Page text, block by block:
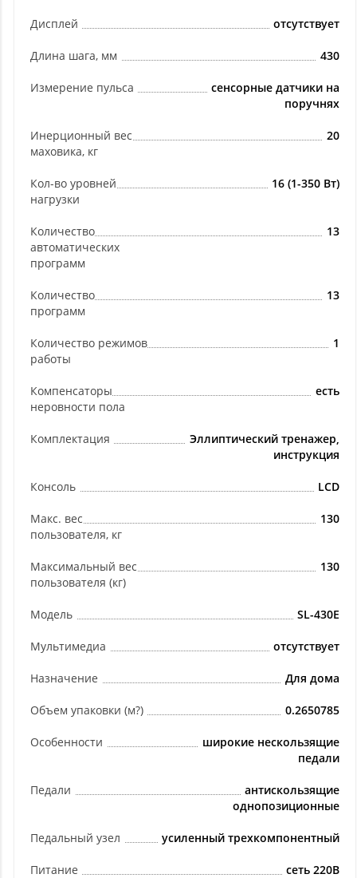
Дисплей отсутствует
Длина шага, мм 430
Измерение пульса
сенсорные датчики на
поручнях
Инерционный вес
маховика, кг
20
Кол-во уровней
нагрузки
16 (1-350 Вт)
Количество
автоматических
программ
13
Количество
программ
13
Количество режимов
работы
1
Компенсаторы
неровности пола
есть
Комплектация
Эллиптический тренажер,
инструкция
Консоль LCD
Макс. вес
пользователя, кг
130
Максимальный вес
пользователя (кг)
130
Модель SL-430E
Мультимедиа отсутствует
Назначение Для дома
Объем упаковки (м?) 0.2650785
Особенности
широкие нескользящие
педали
Педали
антискользящие
однопозиционные
Педальный узел усиленный трехкомпонентный
Питание сеть 220В